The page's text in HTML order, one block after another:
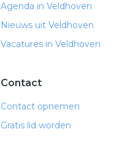
Agenda in Veldhoven
Nieuws uit Veldhoven
Vacatures in Veldhoven
Contact
Contact opnemen
Gratis lid worden